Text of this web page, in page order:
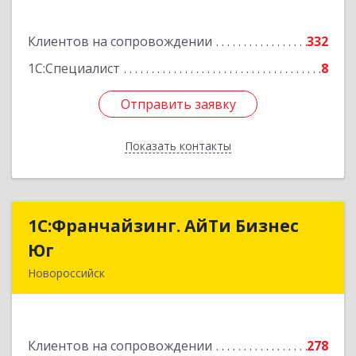
Клиентов на сопровождении
332
1С:Специалист
8
Отправить заявку
Показать контакты
Подробнее
Отправить заявку
Назад
1С:Франчайзинг. АйТи Бизнес
Юг
Новороссийск
Клиентов на сопровождении
278
1С:Франчайзинг. АйТи Бизнес
Подробнее